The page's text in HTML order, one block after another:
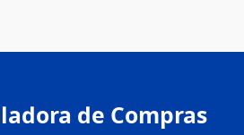
de Compras